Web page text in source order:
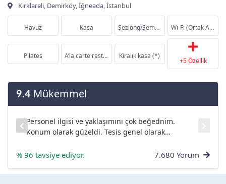
Kırklareli, Demirköy, İğneada, İstanbul
Havuz Kasa Şezlong/Şemsiye/Mind... Wi-Fi (Ortak Alanlar...
Pilates A’la carte restauran... Kiralık kasa (*)
+5 Özellik
9.4 Mükemmel
Personel ilgisi ve yaklaşımını çok beğednim.
Konum olarak güzeldi. Tesis genel olarak
% 96 tavsiye ediyor. 7.680 Yorum